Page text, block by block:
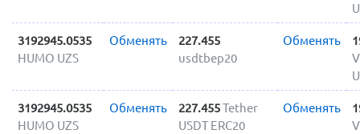
3192945.0535
HUMO UZS
Обменять
227.455
usdtbep20
Обменять
3192945.0535
HUMO UZS
Обменять 227.455Tether
USDT ERC20
Обменять